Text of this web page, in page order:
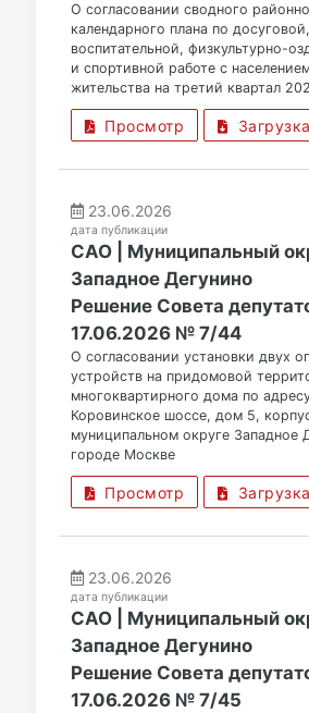
О согласовании сводного
календарного плана по
воспитательной, физкультурно-
и спортивной работе с
жительства на третий квартал
Просмотр Загрузка
23.06.2026
дата публикации
САО | Муниципальный
Западное Дегунино
Решение Совета
17.06.2026 № 7/44
О согласовании установки двух
устройств на придомовой
многоквартирного дома по
Коровинское шоссе, дом 5,
муниципальном округе Западное
городе Москве
Просмотр Загрузка
23.06.2026
дата публикации
САО | Муниципальный
Западное Дегунино
Решение Совета
17.06.2026 № 7/45